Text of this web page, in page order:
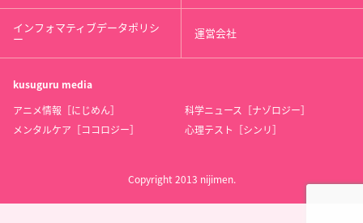
インフォマティブデータポリシ
ー 運営会社
kusuguru media
アニメ情報［にじめん］
科学ニュース［ナゾロジー］
メンタルケア［ココロジー］
心理テスト［シンリ］
Copyright 2013 nijimen.